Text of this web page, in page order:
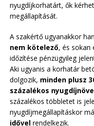
nyugdíjkorhatárt, ők
megállapítását.
A szakértő ugyanakkor
nem kötelező, és sokan
időzítése pénzügyileg
Aki ugyanis a korhatár
dolgozik, minden plusz
százalékos
százalékos többletet is
nyugdíjmegállapításkor
idővel rendelkezik.